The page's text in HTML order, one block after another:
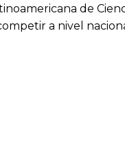
de
a nivel